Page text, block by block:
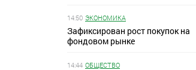
14:50 ЭКОНОМИКА
Зафиксирован рост покупок на
фондовом рынке
14:44 ОБЩЕСТВО